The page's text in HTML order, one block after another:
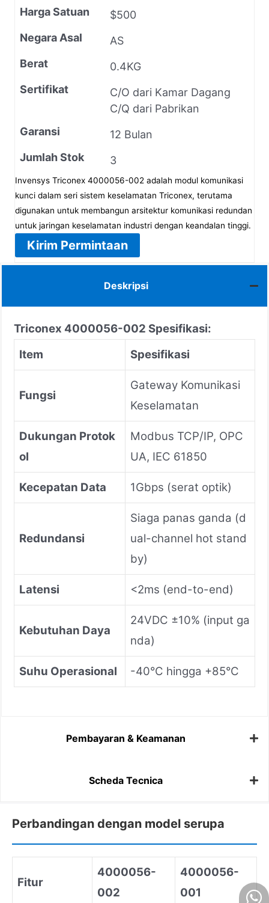
Harga Satuan
$500
Negara Asal
AS
Berat
0.4KG
Sertifikat
C/O dari Kamar Dagang
C/Q dari Pabrikan
Garansi
12 Bulan
Jumlah Stok
3
Invensys Triconex 4000056-002 adalah modul komunikasi
kunci dalam seri sistem keselamatan Triconex, terutama
digunakan untuk membangun arsitektur komunikasi redundan
untuk jaringan keselamatan industri dengan keandalan tinggi.
Kirim Permintaan
Deskripsi
Triconex 4000056-002 Spesifikasi:
Item
Spesifikasi
Fungsi
Gateway Komunikasi
Keselamatan
Dukungan Protok
ol
Modbus TCP/IP, OPC
UA, IEC 61850
Kecepatan Data 1Gbps (serat optik)
Redundansi
Siaga panas ganda (d
ual-channel hot stand
by)
Latensi <2ms (end-to-end)
Kebutuhan Daya
24VDC ±10% (input ga
nda)
Suhu Operasional -40°C hingga +85°C
Pembayaran & Keamanan
Scheda Tecnica
Perbandingan dengan model serupa
Fitur
4000056-
002
4000056-
001